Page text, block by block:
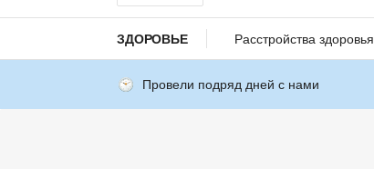
ЗДОРОВЬЕ Расстройства здоровья
Провели подряд дней с нами